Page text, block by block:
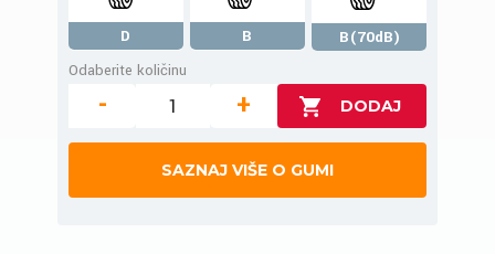
D B
B(70dB)
Odaberite količinu
- +
SAZNAJ VIŠE O GUMI